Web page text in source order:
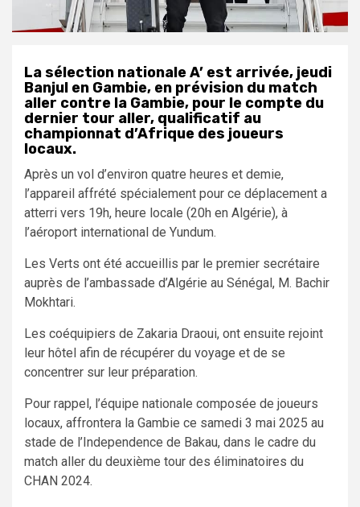
La sélection nationale A’ est arrivée, jeudi
Banjul en Gambie, en prévision du match
aller contre la Gambie, pour le compte du
dernier tour aller, qualificatif au
championnat d’Afrique des joueurs
locaux.
Après un vol d’environ quatre heures et demie,
l’appareil affrété spécialement pour ce déplacement a
atterri vers 19h, heure locale (20h en Algérie), à
l’aéroport international de Yundum.
Les Verts ont été accueillis par le premier secrétaire
auprès de l’ambassade d’Algérie au Sénégal, M. Bachir
Mokhtari.
Les coéquipiers de Zakaria Draoui, ont ensuite rejoint
leur hôtel afin de récupérer du voyage et de se
concentrer sur leur préparation.
Pour rappel, l’équipe nationale composée de joueurs
locaux, affrontera la Gambie ce samedi 3 mai 2025 au
stade de l’Independence de Bakau, dans le cadre du
match aller du deuxième tour des éliminatoires du
CHAN 2024.